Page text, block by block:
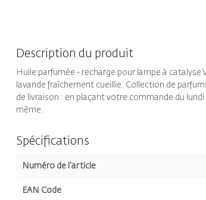
Description du produit
Huile parfumée - recharge pour lampe à
lavande fraîchement cueillie. Collection de
de livraison : en plaçant votre commande du
même.
Spécifications
Numéro de l'article
EAN Code